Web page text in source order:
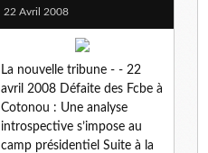
22 Avril 2008
La nouvelle tribune - - 22
avril 2008 Défaite des Fcbe à
Cotonou : Une analyse
introspective s’impose au
camp présidentiel Suite à la